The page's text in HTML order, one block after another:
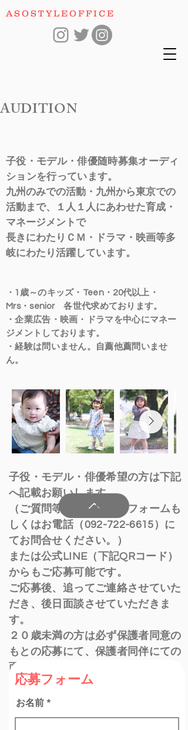
​ASOSTYLEOFFICE
​AUDITION
​子役・モデル・俳優随時募集オーディ
ションを行っています。
九州のみでの活動・九州から東京での
活動まで、１人１人にあわせた育成・
マネージメントで
​長きにわたりＣＭ・ドラマ・映画等多
岐にわたり活躍しています。
・1歳～のキッズ・Teen・20代以上・
Mrs・senior 各世代求めております。
・企業広告・映画・ドラマを中心にマネー
ジメントしております。
・経験は問いません。自薦他薦問いませ
ん。
​子役・モデル・俳優希望の方は下記
へ記載お願いします。
（ご質問等は、お問合せフォームも
しくはお電話（092-722-6615）に
てお問合せください。）
​または公式LINE（下記QRコード）
からもご応募可能です。
ご応募後、追ってご連絡させていた
だき、後日面談させていただきま
す。
２０歳未満の方は必ず保護者同意の
もとの応募にて、保護者同伴にての
面談とさせていただきます。
応募フォーム
お名前